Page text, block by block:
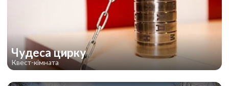
Чудеса цирку
Квест-кімната